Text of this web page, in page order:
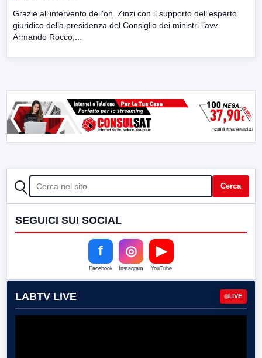
Grazie all’intervento dell’on. Zinzi con il supporto dell’esperto
giuridico della presidenza del Consiglio dei ministri l’avv.
Armando Rocco,...
CERCA Cerca
SEGUICI SUI SOCIAL
f
Facebook
◎
Instagram
▶
YouTube
LABTV LIVE LIVE